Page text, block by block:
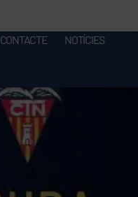
CONTACTE NOTÍCIES